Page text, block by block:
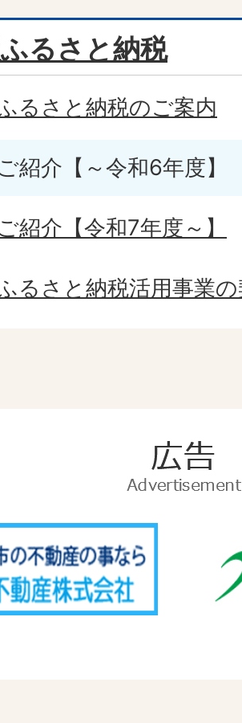
るさと納税
るさと納税のご案内
紹介【～令和6年度】
紹介【令和7年度～】
るさと納税活用事業
告